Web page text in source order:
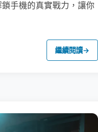
手機的真實戰力，讓你
繼續閱讀→